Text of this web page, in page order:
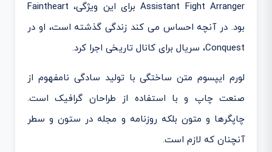
Assistant Fight Arranger برای این ویژگی، Faintheart
بود. در آنچه احساس می کند زندگی گذشته است، او در
Conquest، سریال برای کانال تاریخی اجرا کرد.
لورم ایپسوم متن ساختگی با تولید سادگی نامفهوم از
صنعت چاپ و با استفاده از طراحان گرافیک است.
چاپگرها و متون بلکه روزنامه و مجله در ستون و سطر
آنچنان که لازم است.